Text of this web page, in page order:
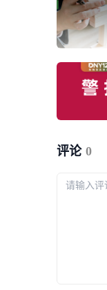
评论 0